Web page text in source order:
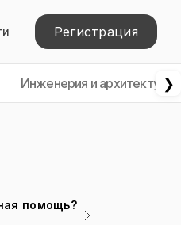
Регистрация
Инженерия и архитектура
❯
помощь?